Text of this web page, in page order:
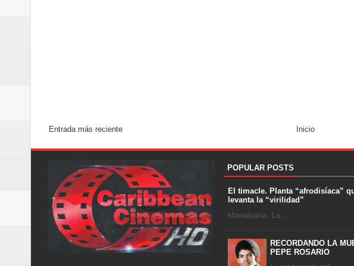
Entrada más reciente Inicio
POPULAR POSTS
El timacle. Planta “afrodisíaca”
levanta la “virilidad”
Mamajuana . La ...
RECORDANDO LA
PEPE ROSARIO